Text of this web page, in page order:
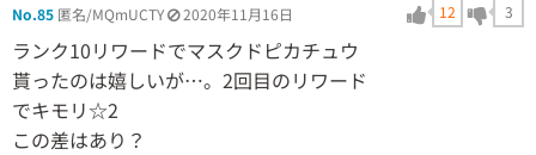
No.85 匿名/MQmUCTY 2020年11月16日 12 3
ランク10リワードでマスクドピカチュウ
貰ったのは嬉しいが…。2回目のリワード
でキモリ☆2
この差はあり？